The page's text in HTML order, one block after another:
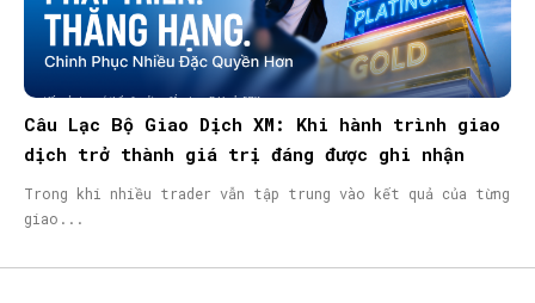
Câu Lạc Bộ Giao Dịch XM: Khi hành trình giao
dịch trở thành giá trị đáng được ghi nhận
Trong khi nhiều trader vẫn tập trung vào kết quả của từng
giao...